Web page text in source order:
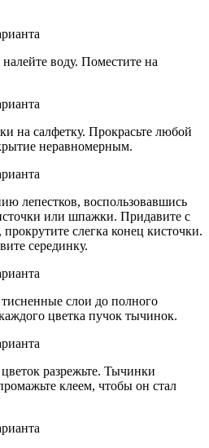
воду. Поместите на
на салфетку. Прокрасьте любой
неравномерным.
лепестков, воспользовавшись
или шпажки. Придавите с
слегка конец кисточки.
серединку.
слои до полного
цветка пучок тычинок.
разрежьте. Тычинки
клеем, чтобы он стал